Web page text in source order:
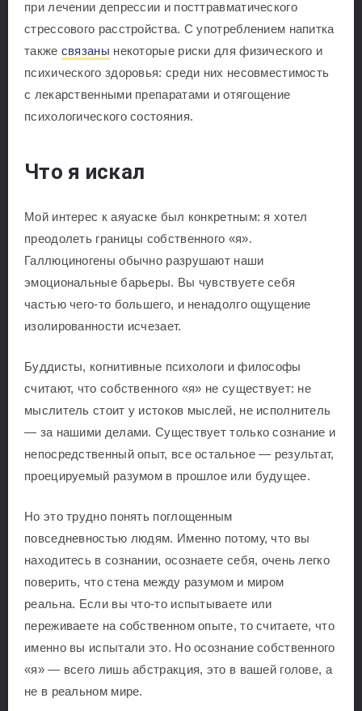
при лечении депрессии и посттравматического
стрессового расстройства. С употреблением напитка
также связаны некоторые риски для физического и
психического здоровья: среди них несовместимость
с лекарственными препаратами и отягощение
психологического состояния.
Что я искал
Мой интерес к аяуаске был конкретным: я хотел
преодолеть границы собственного «я».
Галлюциногены обычно разрушают наши
эмоциональные барьеры. Вы чувствуете себя
частью чего-то большего, и ненадолго ощущение
изолированности исчезает.
Буддисты, когнитивные психологи и философы
считают, что собственного «я» не существует: не
мыслитель стоит у истоков мыслей, не исполнитель
— за нашими делами. Существует только сознание и
непосредственный опыт, все остальное — результат,
проецируемый разумом в прошлое или будущее.
Но это трудно понять поглощенным
повседневностью людям. Именно потому, что вы
находитесь в сознании, осознаете себя, очень легко
поверить, что стена между разумом и миром
реальна. Если вы что-то испытываете или
переживаете на собственном опыте, то считаете, что
именно вы испытали это. Но осознание собственного
«я» — всего лишь абстракция, это в вашей голове, а
не в реальном мире.